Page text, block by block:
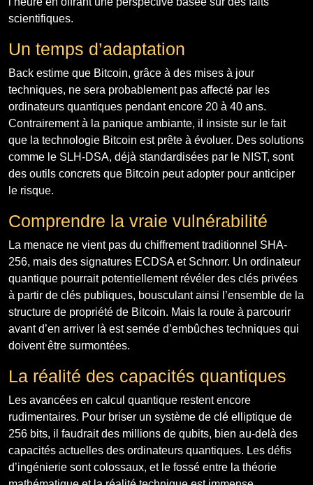
scientifiques.
Un temps d’adaptation
Back estime que Bitcoin, grâce à des mises à jour
techniques, ne sera probablement pas affecté par les
ordinateurs quantiques pendant encore 20 à 40 ans.
Contrairement à la panique ambiante, il insiste sur le fait
que la technologie Bitcoin est prête à évoluer. Des solutions
comme le SLH-DSA, déjà standardisées par le NIST, sont
des outils concrets que Bitcoin peut adopter pour anticiper
le risque.
Comprendre la vraie vulnérabilité
La menace ne vient pas du chiffrement traditionnel SHA-
256, mais des signatures ECDSA et Schnorr. Un ordinateur
quantique pourrait potentiellement révéler des clés privées
à partir de clés publiques, bousculant ainsi l’ensemble de la
structure de propriété de Bitcoin. Mais la route à parcourir
avant d’en arriver là est semée d’embûches techniques qui
doivent être surmontées.
La réalité des capacités quantiques
Les avancées en calcul quantique restent encore
rudimentaires. Pour briser un système de clé elliptique de
256 bits, il faudrait des millions de qubits, bien au-delà des
capacités actuelles des ordinateurs quantiques. Les défis
d’ingénierie sont colossaux, et le fossé entre la théorie